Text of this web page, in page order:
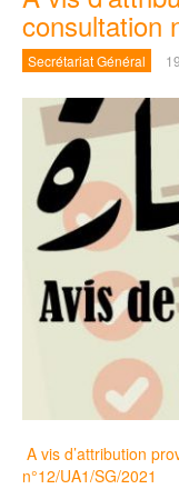
consultation
Secrétariat Général
A vis d’attribution
n°12/UA1/SG/2021